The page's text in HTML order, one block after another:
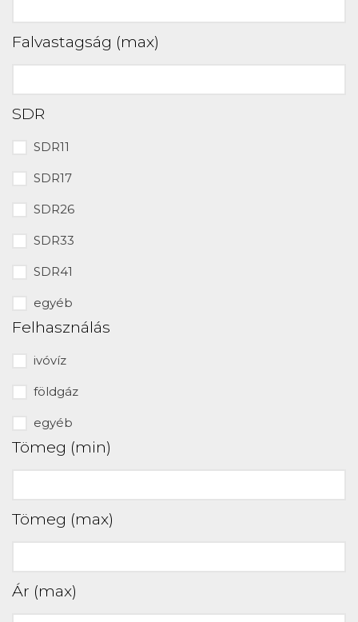
Falvastagság (max)
SDR
SDR11
SDR17
SDR26
SDR33
SDR41
egyéb
Felhasználás
ivóvíz
földgáz
egyéb
Tömeg (min)
Tömeg (max)
Ár (max)